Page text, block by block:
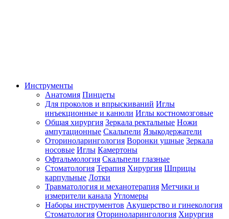
Инструменты
Анатомия Пинцеты
Для проколов и впрыскиваний Иглы
инъекционные и канюли Иглы костномозговые
Общая хирургия Зеркала ректальные Ножи
ампутационные Скальпели Языкодержатели
Оториноларингология Воронки ушные Зеркала
носовые Иглы Камертоны
Офтальмология Скальпели глазные
Стоматология Терапия Хирургия Шприцы
карпульные Лотки
Травматология и механотерапия Метчики и
измерители канала Угломеры
Наборы инструментов Акушерство и гинекология
Стоматология Оториноларингология Хирургия